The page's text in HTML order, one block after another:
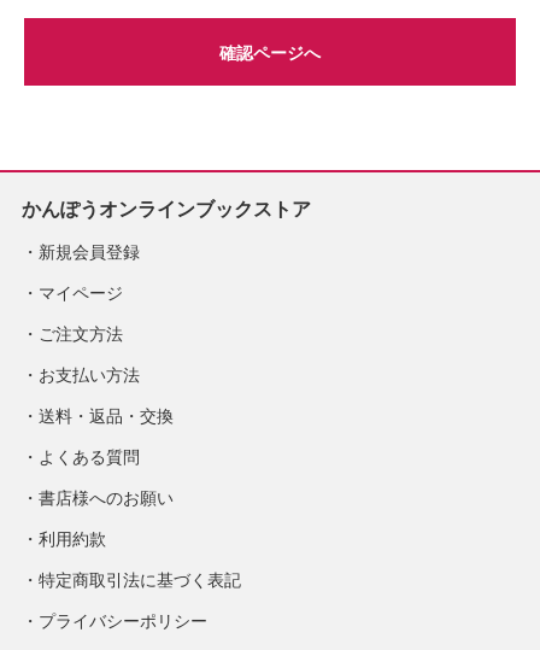
確認ページへ
かんぽうオンラインブックストア
新規会員登録
マイページ
ご注文方法
お支払い方法
送料・返品・交換
よくある質問
書店様へのお願い
利用約款
特定商取引法に基づく表記
プライバシーポリシー